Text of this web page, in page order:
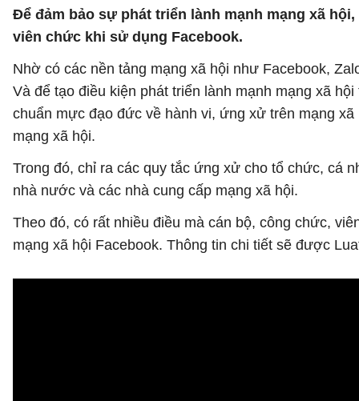
Để đảm bảo sự phát triển lành mạnh mạng xã
viên chức khi sử dụng Facebook.
Nhờ có các nền tảng mạng xã hội như Facebook,
Và để tạo điều kiện phát triển lành mạnh mạng xã
chuẩn mực đạo đức về hành vi, ứng xử trên mạng
mạng xã hội.
Trong đó, chỉ ra các quy tắc ứng xử cho tổ chức, cá
nhà nước và các nhà cung cấp mạng xã hội.
Theo đó, có rất nhiều điều mà cán bộ, công chức,
mạng xã hội Facebook. Thông tin chi tiết sẽ được